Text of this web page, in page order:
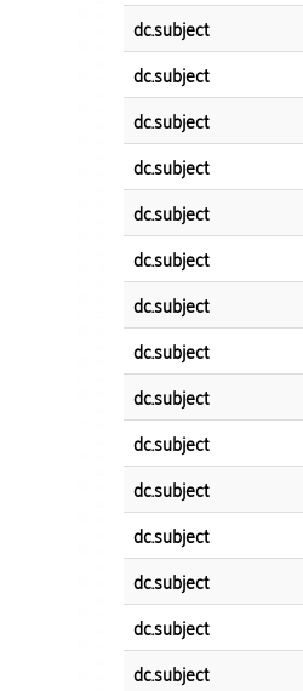
dc.subject
dc.subject
dc.subject
dc.subject
dc.subject
dc.subject
dc.subject
dc.subject
dc.subject
dc.subject
dc.subject
dc.subject
dc.subject
dc.subject
dc.subject